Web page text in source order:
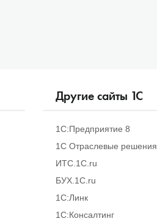
Другие сайты 1С
1С:Предприятие 8
1С Отраслевые решения
ИТС.1C.ru
БУХ.1С.ru
1С:Линк
1С:Консалтинг